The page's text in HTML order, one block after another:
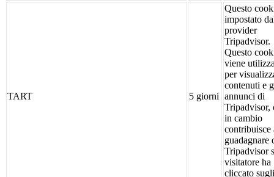
TART 5 giorni
Questo
impostato
provider
Tripadvisor.
Questo
viene
per
contenuti e
annunci di
Tripadvisor,
in cambio
contribuisce
guadagnare
Tripadvisor
visitatore ha
cliccato sugli